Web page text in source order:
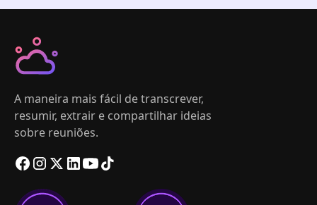
A maneira mais fácil de transcrever,
resumir, extrair e compartilhar ideias
sobre reuniões.